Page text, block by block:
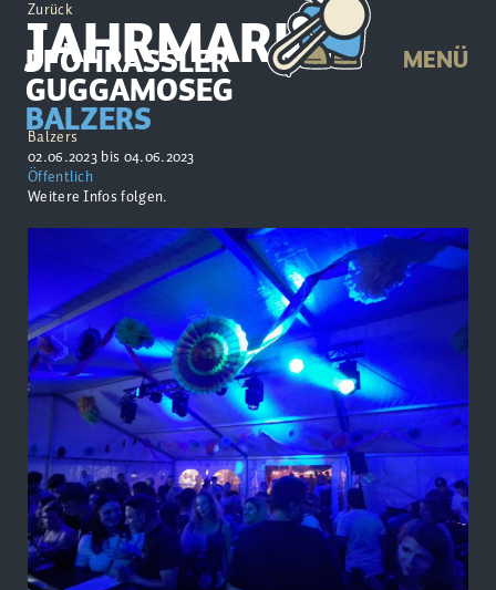
PFÖHRASSLER
GUGGAMOSEG
BALZERS
MENÜ
Zurück
JAHRMARKT
Balzers
02.06.2023 bis 04.06.2023
Öffentlich
Weitere Infos folgen.